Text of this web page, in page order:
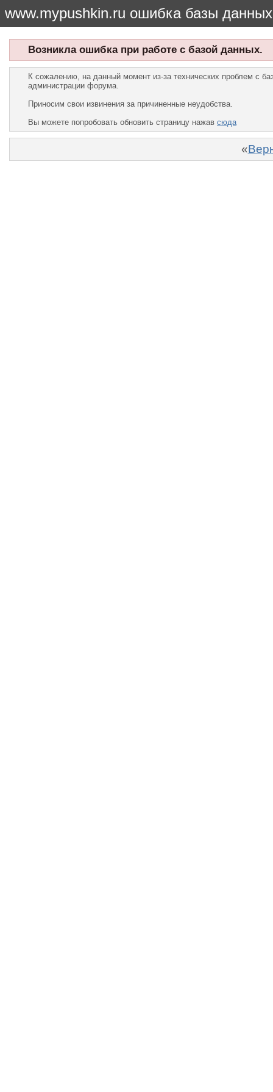
www.mypushkin.ru ошибка базы данных
Возникла ошибка при работе с базой данных.
К сожалению, на данный момент из-за технических проблем с
администрации форума.
Приносим свои извинения за причиненные неудобства.
Вы можете попробовать обновить страницу нажав сюда
«